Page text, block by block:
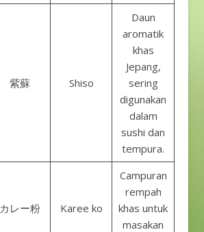
紫蘇 Shiso
Daun
aromatik
khas
Jepang,
sering
digunakan
dalam
sushi dan
tempura.
カレー粉 Karee ko
Campuran
rempah
khas untuk
masakan